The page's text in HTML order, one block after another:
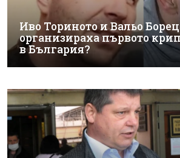
Иво Ториното и Вальо
организираха първото
в България?